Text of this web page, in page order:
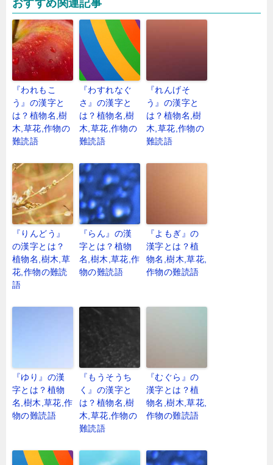
おすすめ関連記事
『われもこ
う』の漢字と
は？植物名,樹
木,草花,作物の
難読語
『わすれなぐ
さ』の漢字と
は？植物名,樹
木,草花,作物の
難読語
『れんげそ
う』の漢字と
は？植物名,樹
木,草花,作物の
難読語
『りんどう』
の漢字とは？
植物名,樹木,草
花,作物の難読
語
『らん』の漢
字とは？植物
名,樹木,草花,作
物の難読語
『よもぎ』の
漢字とは？植
物名,樹木,草花,
作物の難読語
『ゆり』の漢
字とは？植物
名,樹木,草花,作
物の難読語
『もうそうち
く』の漢字と
は？植物名,樹
木,草花,作物の
難読語
『むぐら』の
漢字とは？植
物名,樹木,草花,
作物の難読語